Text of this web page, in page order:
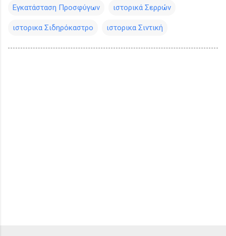
Εγκατάσταση Προσφύγων ιστορικά Σερρών
ιστορικα Σιδηρόκαστρο ιστορικα Σιντική